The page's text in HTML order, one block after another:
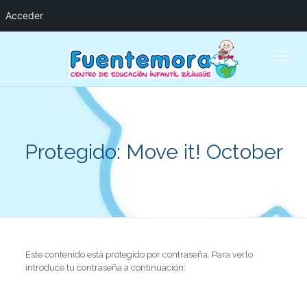
Protegido: Move it! October
Este contenido está protegido por contraseña. Para verlo
introduce tu contraseña a continuación:
Acceder